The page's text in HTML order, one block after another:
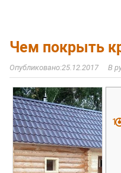
Чем покрыть
25.12.2017
1